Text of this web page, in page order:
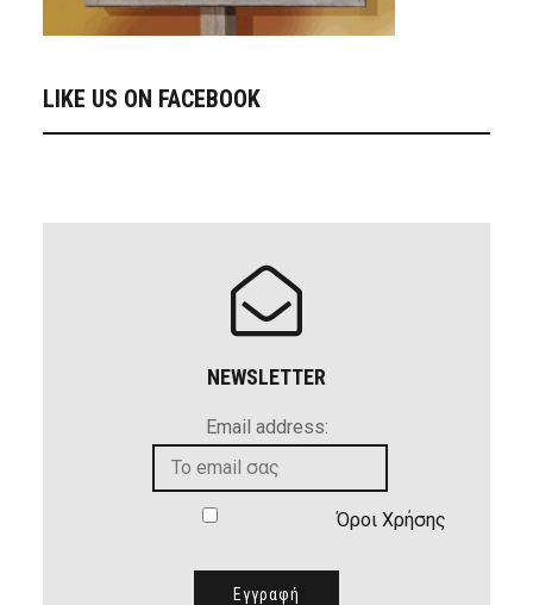
LIKE US ON FACEBOOK
NEWSLETTER
Email address:
Όροι Χρήσης